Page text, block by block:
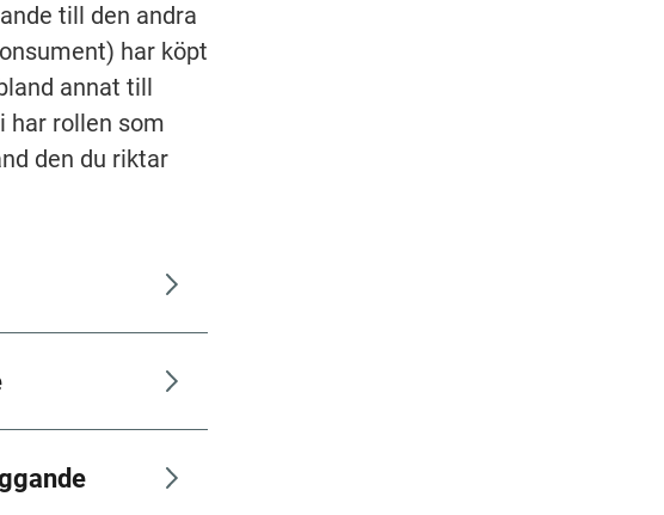
till den andra
har köpt
annat till
har rollen som
den du riktar